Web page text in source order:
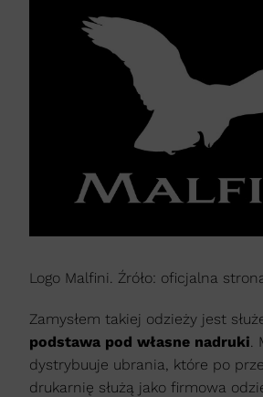
Logo Malfini. Źróło: oficjalna
Zamysłem takiej odzieży jest
podstawa pod własne nadruki
dystrybuuje ubrania, które po
drukarnię służą jako firmowa